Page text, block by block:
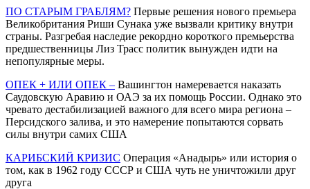
ПО СТАРЫМ ГРАБЛЯМ? Первые решения нового премьера
Великобритания Риши Сунака уже вызвали критику внутри
страны. Разгребая наследие рекордно короткого премьерства
предшественницы Лиз Трасс политик вынужден идти на
непопулярные меры.
ОПЕК + ИЛИ ОПЕК – Вашингтон намеревается наказать
Саудовскую Аравию и ОАЭ за их помощь России. Однако это
чревато дестабилизацией важного для всего мира региона –
Персидского залива, и это намерение попытаются сорвать
силы внутри самих США
КАРИБСКИЙ КРИЗИС Операция «Анадырь» или история о
том, как в 1962 году СССР и США чуть не уничтожили друг
друга